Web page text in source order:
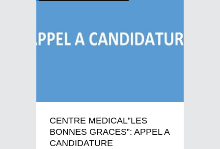
CENTRE MEDICAL”LES
BONNES GRACES”: APPEL A
CANDIDATURE